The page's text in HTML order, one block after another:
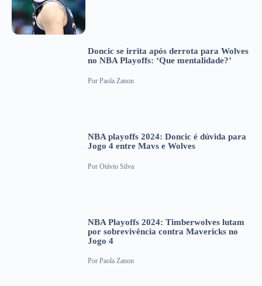
Doncic se irrita após derrota para Wolves
no NBA Playoffs: ‘Que mentalidade?’
Por Paola Zanon
NBA playoffs 2024: Doncic é dúvida para
Jogo 4 entre Mavs e Wolves
Por Otávio Silva
NBA Playoffs 2024: Timberwolves lutam
por sobrevivência contra Mavericks no
Jogo 4
Por Paola Zanon